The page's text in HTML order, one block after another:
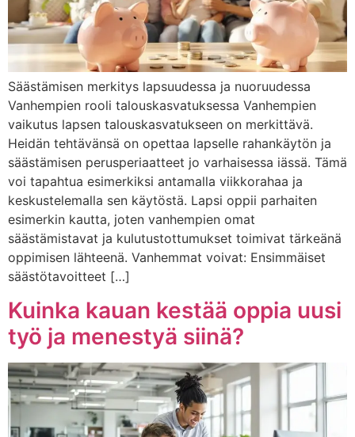
Säästämisen merkitys lapsuudessa ja nuoruudessa
Vanhempien rooli talouskasvatuksessa Vanhempien
vaikutus lapsen talouskasvatukseen on merkittävä.
Heidän tehtävänsä on opettaa lapselle rahankäytön ja
säästämisen perusperiaatteet jo varhaisessa iässä. Tämä
voi tapahtua esimerkiksi antamalla viikkorahaa ja
keskustelemalla sen käytöstä. Lapsi oppii parhaiten
esimerkin kautta, joten vanhempien omat
säästämistavat ja kulutustottumukset toimivat tärkeänä
oppimisen lähteenä. Vanhemmat voivat: Ensimmäiset
säästötavoitteet […]
Kuinka kauan kestää oppia uusi
työ ja menestyä siinä?